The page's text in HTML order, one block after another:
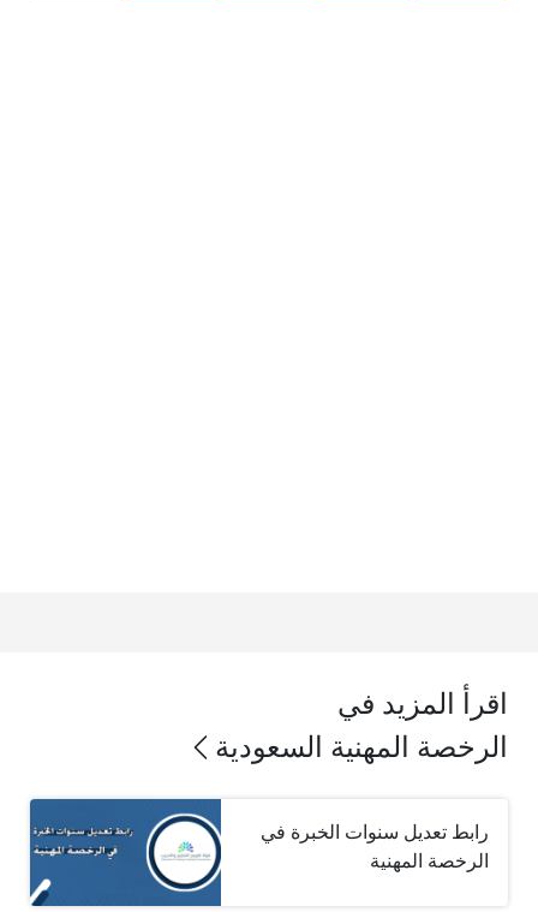
اقرأ المزيد في
الرخصة المهنية السعودية
رابط تعديل سنوات الخبرة في
الرخصة المهنية